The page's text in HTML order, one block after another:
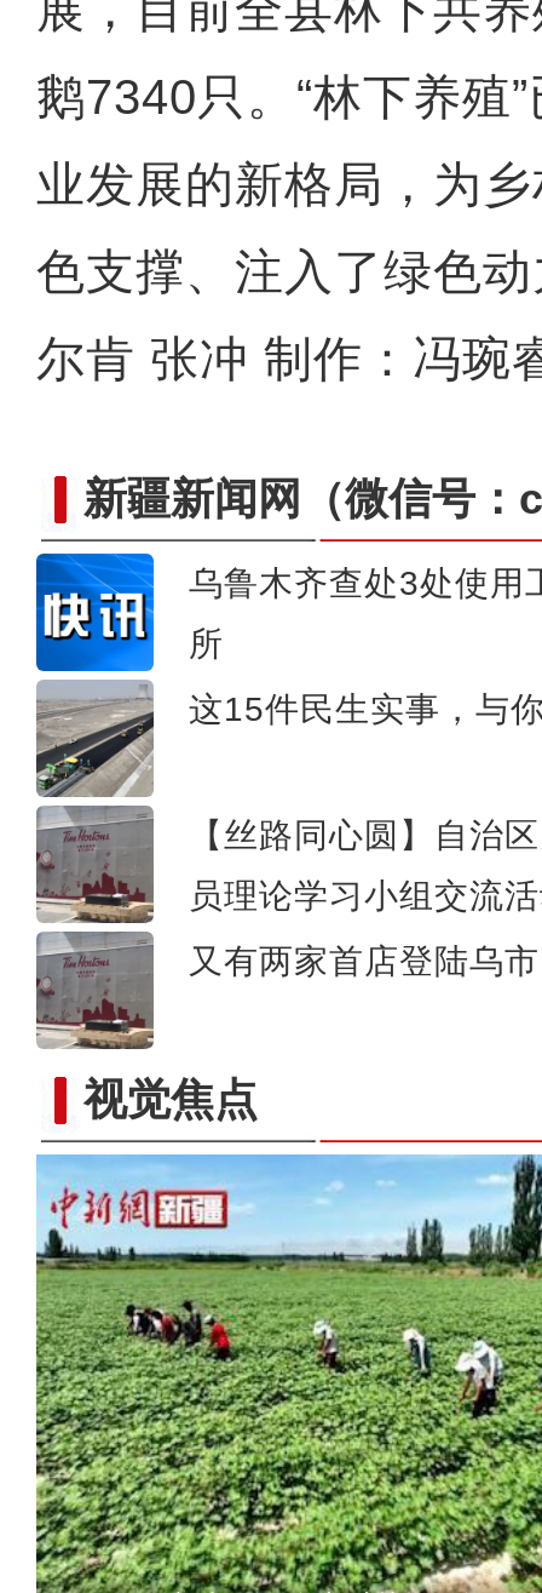
鹅7340只。“林下养殖
业发展的新格局，为
色支撑、注入了绿色
尔肯 张冲 制作：冯琬
新疆新闻网 （微信号
乌鲁木齐查处3处使用
所
这15件民生实事，与
【丝路同心圆】自治
员理论学习小组交流
又有两家首店登陆乌
视觉焦点新和县：颗粒皆归仓